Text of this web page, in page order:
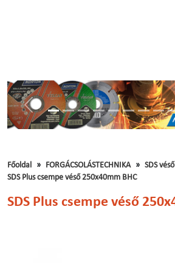
Előző
Főoldal FORGÁCSOLÁSTECHNIKA
SDS véső
SDS Plus csempe véső 250x40mm BHC
SDS Plus csempe véső